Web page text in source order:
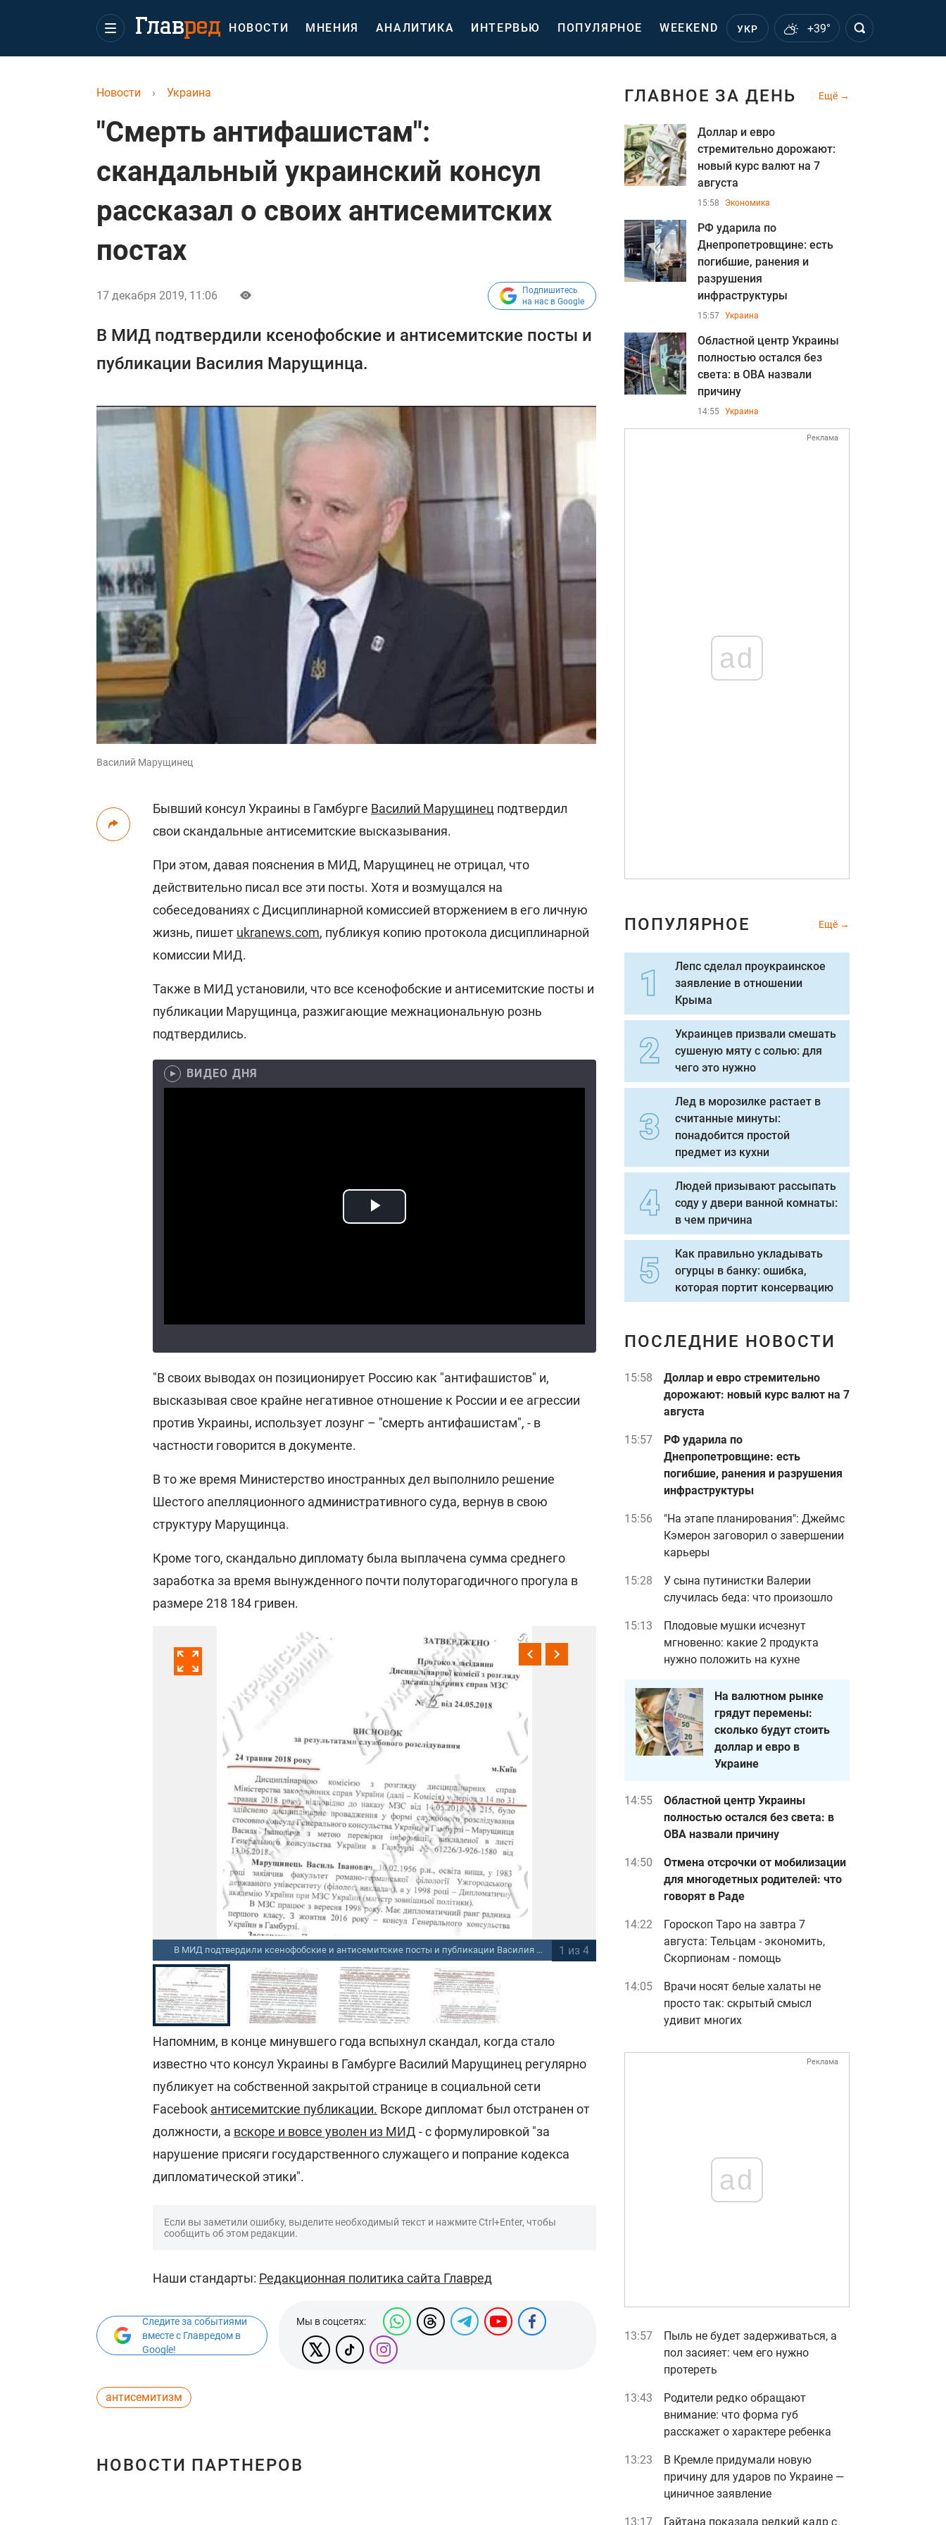
НОВОСТИ МНЕНИЯ АНАЛИТИКА ИНТЕРВЬЮ ПОПУЛЯРНОЕ WEEKEND УКР +39°
Новости › Украина
"Смерть антифашистам":
скандальный украинский консул
рассказал о своих антисемитских
постах
17 декабря 2019, 11:06
Подпишитесь
на нас в Google
В МИД подтвердили ксенофобские и антисемитские посты и
публикации Василия Марущинца.
Василий Марущинец
Бывший консул Украины в Гамбурге Василий Марущинец подтвердил
свои скандальные антисемитские высказывания.
При этом, давая пояснения в МИД, Марущинец не отрицал, что
действительно писал все эти посты. Хотя и возмущался на
собеседованиях с Дисциплинарной комиссией вторжением в его личную
жизнь, пишет ukranews.com, публикуя копию протокола дисциплинарной
комиссии МИД.
Также в МИД установили, что все ксенофобские и антисемитские посты и
публикации Марущинца, разжигающие межнациональную рознь
подтвердились.
ВИДЕО ДНЯ
"В своих выводах он позиционирует Россию как "антифашистов" и,
высказывая свое крайне негативное отношение к России и ее агрессии
против Украины, использует лозунг – "смерть антифашистам", - в
частности говорится в документе.
В то же время Министерство иностранных дел выполнило решение
Шестого апелляционного административного суда, вернув в свою
структуру Марущинца.
Кроме того, скандально дипломату была выплачена сумма среднего
заработка за время вынужденного почти полуторагодичного прогула в
размере 218 184 гривен.
ukranews.com В МИД подтвердили ксенофобские и антисемитские посты и публикации Василия Марущинца 1 из 4
Напомним, в конце минувшего года вспыхнул скандал, когда стало
известно что консул Украины в Гамбурге Василий Марущинец регулярно
публикует на собственной закрытой странице в социальной сети
Facebook антисемитские публикации. Вскоре дипломат был отстранен от
должности, а вскоре и вовсе уволен из МИД - с формулировкой "за
нарушение присяги государственного служащего и попрание кодекса
дипломатической этики".
Если вы заметили ошибку, выделите необходимый текст и нажмите Ctrl+Enter, чтобы
сообщить об этом редакции.
Наши стандарты: Редакционная политика сайта Главред
Следите за событиями
вместе с Главредом в
Google!
Мы в соцсетях:
антисемитизм
НОВОСТИ ПАРТНЕРОВ
ГЛАВНОЕ ЗА ДЕНЬ Ещё
Доллар и евро
стремительно дорожают:
новый курс валют на 7
августа
15:58 Экономика
РФ ударила по
Днепропетровщине: есть
погибшие, ранения и
разрушения
инфраструктуры
15:57 Украина
Областной центр Украины
полностью остался без
света: в ОВА назвали
причину
14:55 Украина
Реклама
ad
ПОПУЛЯРНОЕ Ещё
Лепс сделал проукраинское
заявление в отношении
Крыма
Украинцев призвали смешать
сушеную мяту с солью: для
чего это нужно
Лед в морозилке растает в
считанные минуты:
понадобится простой
предмет из кухни
Людей призывают рассыпать
соду у двери ванной комнаты:
в чем причина
Как правильно укладывать
огурцы в банку: ошибка,
которая портит консервацию
ПОСЛЕДНИЕ НОВОСТИ
15:58
Доллар и евро стремительно
дорожают: новый курс валют на 7
августа
15:57
РФ ударила по
Днепропетровщине: есть
погибшие, ранения и разрушения
инфраструктуры
15:56
"На этапе планирования": Джеймс
Кэмерон заговорил о завершении
карьеры
15:28
У сына путинистки Валерии
случилась беда: что произошло
15:13
Плодовые мушки исчезнут
мгновенно: какие 2 продукта
нужно положить на кухне
На валютном рынке
грядут перемены:
сколько будут стоить
доллар и евро в
Украине
14:55
Областной центр Украины
полностью остался без света: в
ОВА назвали причину
14:50
Отмена отсрочки от мобилизации
для многодетных родителей: что
говорят в Раде
14:22
Гороскоп Таро на завтра 7
августа: Тельцам - экономить,
Скорпионам - помощь
14:05
Врачи носят белые халаты не
просто так: скрытый смысл
удивит многих
Реклама
ad
13:57
Пыль не будет задерживаться, а
пол засияет: чем его нужно
протереть
13:43
Родители редко обращают
внимание: что форма губ
расскажет о характере ребенка
13:23
В Кремле придумали новую
причину для ударов по Украине —
циничное заявление
13:17 Гайтана показала редкий кадр с